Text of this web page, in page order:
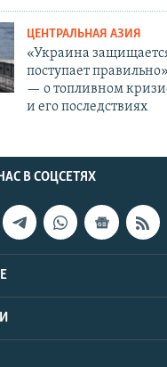
ЦЕНТРАЛЬНАЯ АЗИЯ
«Украина
поступает
— о топливном
и его последствиях
В СОЦСЕТЯХ